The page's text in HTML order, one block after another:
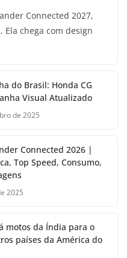
Connected 2027,
Ela chega com design
do Brasil: Honda CG
Visual Atualizado
de 2025
Connected 2026 |
Top Speed, Consumo,
2025
motos da Índia para o
países da América do